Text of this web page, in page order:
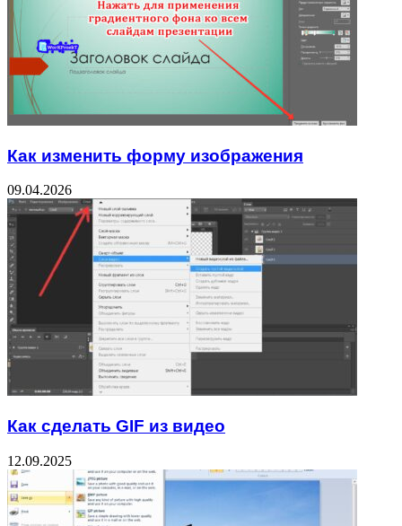
Как изменить форму изображения
09.04.2026
Как сделать GIF из видео
12.09.2025